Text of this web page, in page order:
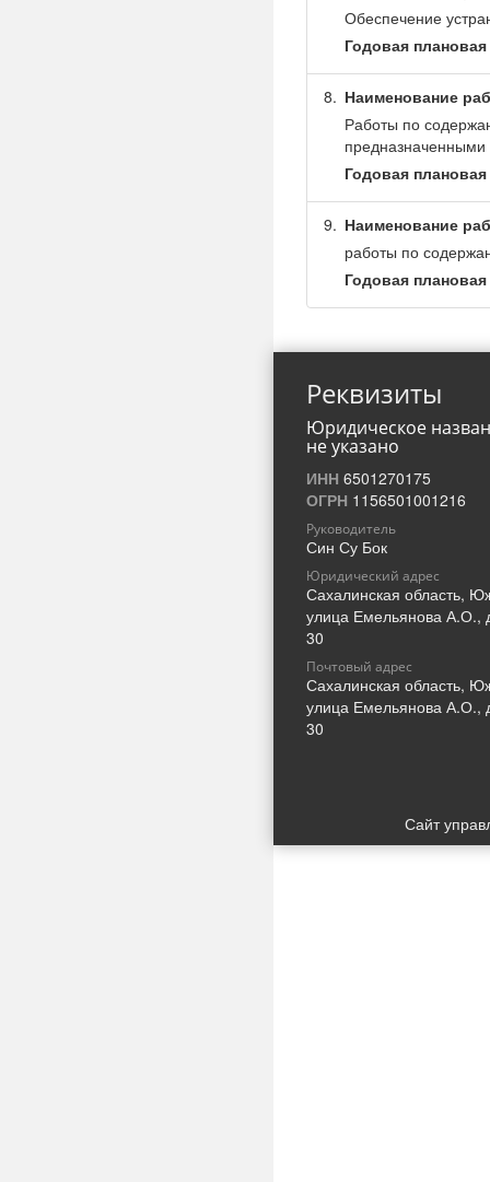
Обеспечение
Годовая
8. Наименование
Работы по
предназначенными
Годовая
9. Наименование
работы по
Годовая
Реквизиты
Юридическое
не указано
ИНН 6501270175
ОГРН 1156501001216
Руководитель
Син Су Бок
Юридический адрес
Сахалинская область,
улица Емельянова А.О.,
30
Почтовый адрес
Сахалинская область,
улица Емельянова А.О.,
30
Сайт